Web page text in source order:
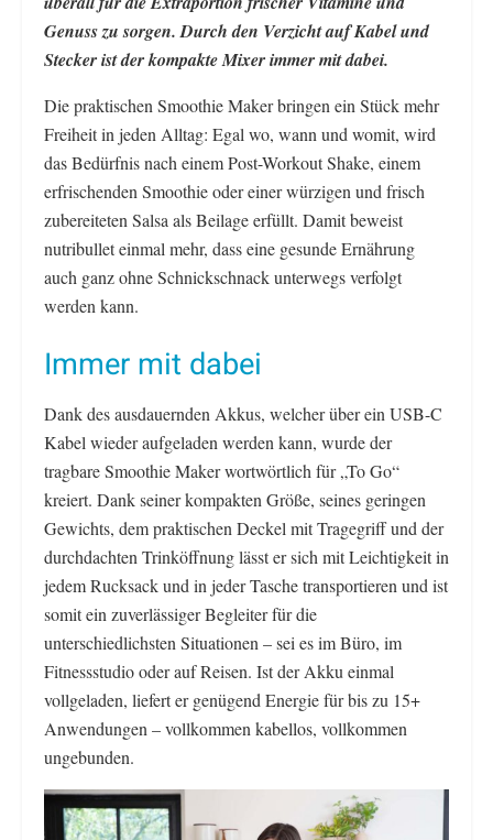
Genuss zu sorgen. Durch den Verzicht auf Kabel und
Stecker ist der kompakte Mixer immer mit dabei.
Die praktischen Smoothie Maker bringen ein Stück mehr
Freiheit in jeden Alltag: Egal wo, wann und womit, wird
das Bedürfnis nach einem Post-Workout Shake, einem
erfrischenden Smoothie oder einer würzigen und frisch
zubereiteten Salsa als Beilage erfüllt. Damit beweist
nutribullet einmal mehr, dass eine gesunde Ernährung
auch ganz ohne Schnickschnack unterwegs verfolgt
werden kann.
Immer mit dabei
Dank des ausdauernden Akkus, welcher über ein USB-C
Kabel wieder aufgeladen werden kann, wurde der
tragbare Smoothie Maker wortwörtlich für „To Go“
kreiert. Dank seiner kompakten Größe, seines geringen
Gewichts, dem praktischen Deckel mit Tragegriff und der
durchdachten Trinköffnung lässt er sich mit Leichtigkeit in
jedem Rucksack und in jeder Tasche transportieren und ist
somit ein zuverlässiger Begleiter für die
unterschiedlichsten Situationen – sei es im Büro, im
Fitnessstudio oder auf Reisen. Ist der Akku einmal
vollgeladen, liefert er genügend Energie für bis zu 15+
Anwendungen – vollkommen kabellos, vollkommen
ungebunden.